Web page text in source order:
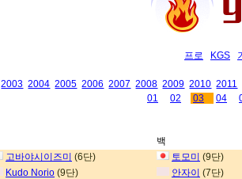
프로 KGS
2003 2004 2005 2006 2007 2008 2009 2010 2011
01
02 03 04
백
고바야시이즈미 (6단) 토모미 (9단)
Kudo Norio (9단) 안자이 (7단)